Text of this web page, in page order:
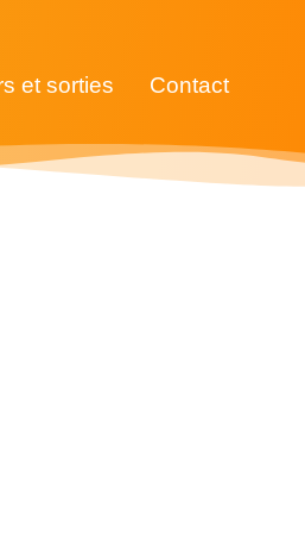
et sorties Contact